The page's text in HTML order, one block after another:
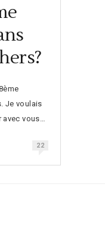
Je voulais
avec vous…
22